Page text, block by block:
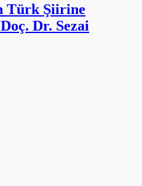
Türk Şiirine
Dr. Sezai